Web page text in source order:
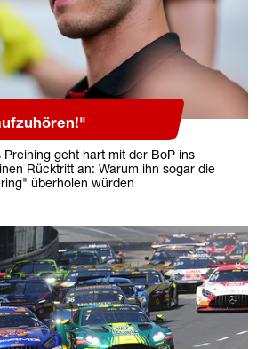
Preining geht hart mit der BoP ins
Rücktritt an: Warum ihn sogar die
überholen würden